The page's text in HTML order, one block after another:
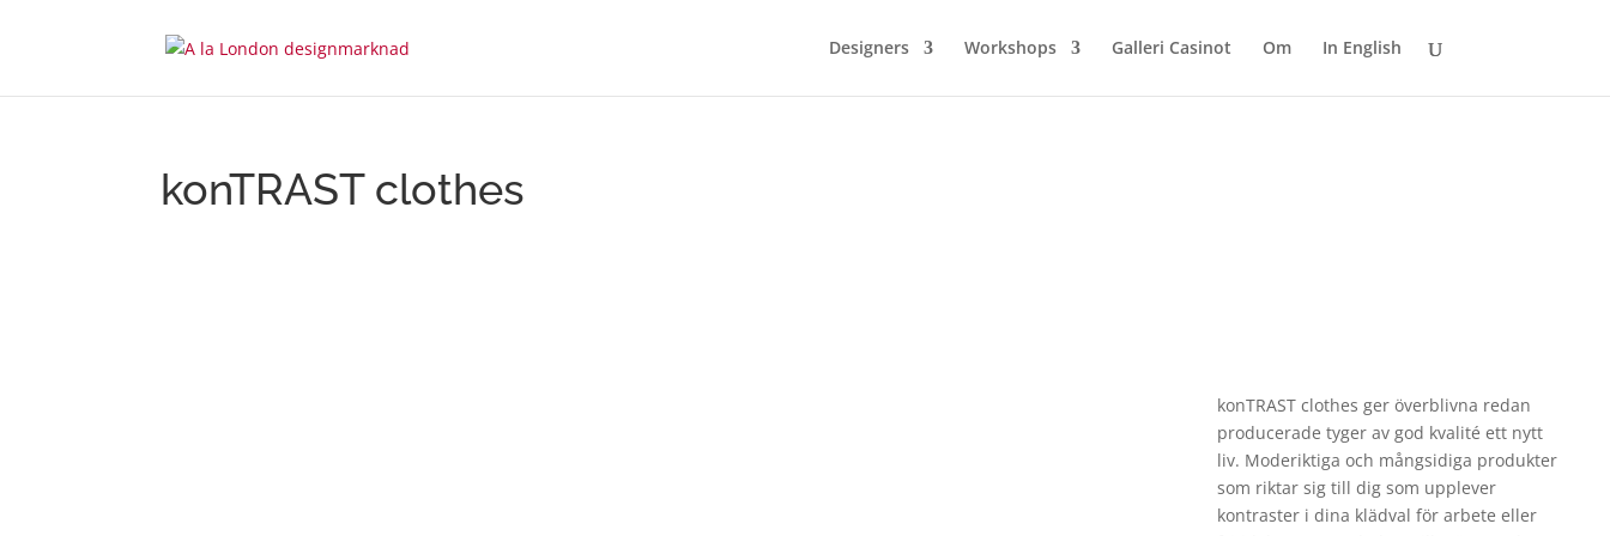
Designers Workshops Galleri Casinot Om In English
konTRAST clothes
konTRAST clothes ger överblivna redan
producerade tyger av god kvalité ett nytt
liv. Moderiktiga och mångsidiga produkter
som riktar sig till dig som upplever
kontraster i dina klädval för arbete eller